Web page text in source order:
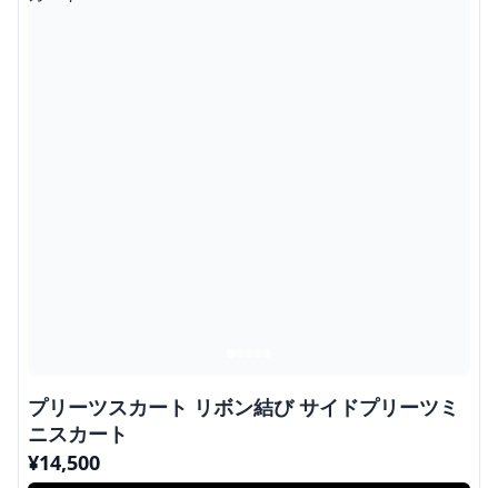
プリーツスカート リボン結び サイドプリーツミ
ニスカート
¥14,500